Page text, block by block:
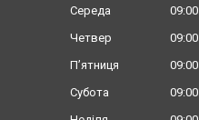
Середа
09:00
Четвер
09:00
Пʼятниця
09:00
Субота
09:00